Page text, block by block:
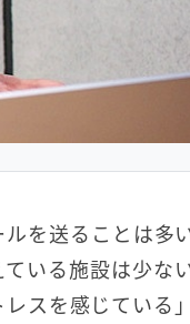
を送ることは多
いる施設は少な
スを感じている